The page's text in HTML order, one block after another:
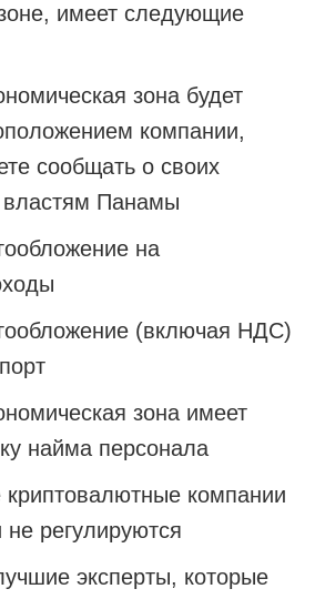
имеет следующие
зона будет
компании,
сообщать о своих
властям Панамы
на
(включая НДС)
зона имеет
найма персонала
компании
регулируются
эксперты, которые